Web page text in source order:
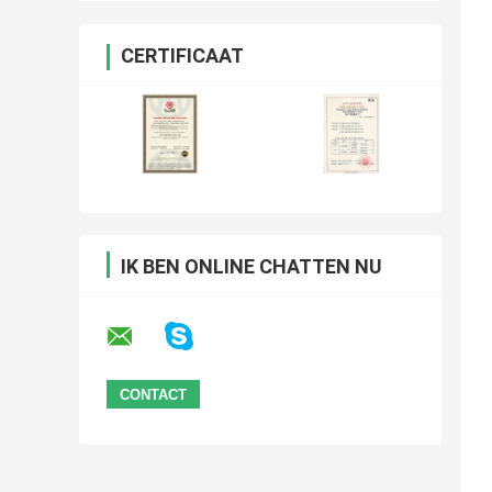
CERTIFICAAT
IK BEN ONLINE CHATTEN NU